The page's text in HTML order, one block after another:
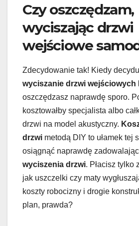
Czy oszczędzam,
wyciszając drzwi
wejściowe
Zdecydowanie tak! Kiedy
wyciszanie drzwi wejściowych
oszczędzasz naprawdę sporo.
kosztowałby specjalista albo
drzwi na model akustyczny.
drzwi metodą DIY to ułamek tej
osiągnąć naprawdę
wyciszenia drzwi. Płacisz tylko
jak uszczelki czy maty
koszty robocizny i drogie
plan, prawda?